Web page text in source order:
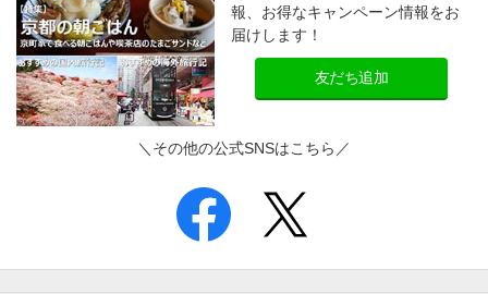
報、お得なキャンペーン情報をお
届けします！
友だち追加
＼その他の公式SNSはこちら／